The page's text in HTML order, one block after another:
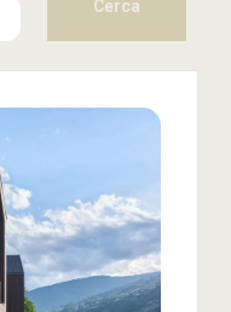
Cerca